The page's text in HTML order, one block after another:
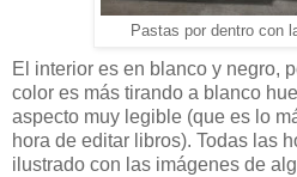
Pastas por dentro con
El interior es en blanco y negro,
color es más tirando a blanco
aspecto muy legible (que es lo
hora de editar libros). Todas las
ilustrado con las imágenes de